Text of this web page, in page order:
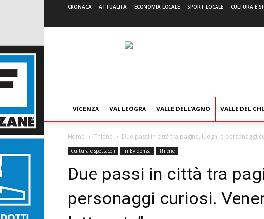
CRONACA ATTUALITÀ ECONOMIA LOCALE SPORT LOCALE CULTURA E
VICENZA VAL LEOGRA VALLE DELL’AGNO VALLE DEL
Home Thiene Due passi in città tra pagine, luoghi e personaggi
Cultura e spettacoli In Evidenza Thiene
Due passi in città tra
personaggi curiosi.